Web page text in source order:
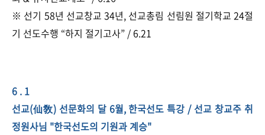
※ 선기 58년 선교창교 34년, 선교총림 선림원 절기학교 24절
기 선도수행 “하지 절기고사” / 6.21
6 . 1
선교(仙敎) 선문화의 달 6월, 한국선도 특강 / 선교 창교주 취
정원사님 "한국선도의 기원과 계승"